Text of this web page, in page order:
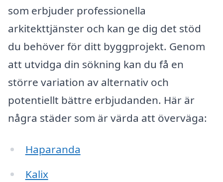
som erbjuder professionella
arkitekttjänster och kan ge dig det stöd
du behöver för ditt byggprojekt. Genom
att utvidga din sökning kan du få en
större variation av alternativ och
potentiellt bättre erbjudanden. Här är
några städer som är värda att överväga:
Haparanda
Kalix